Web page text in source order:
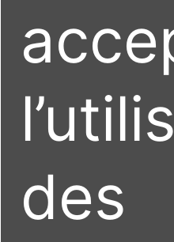
des